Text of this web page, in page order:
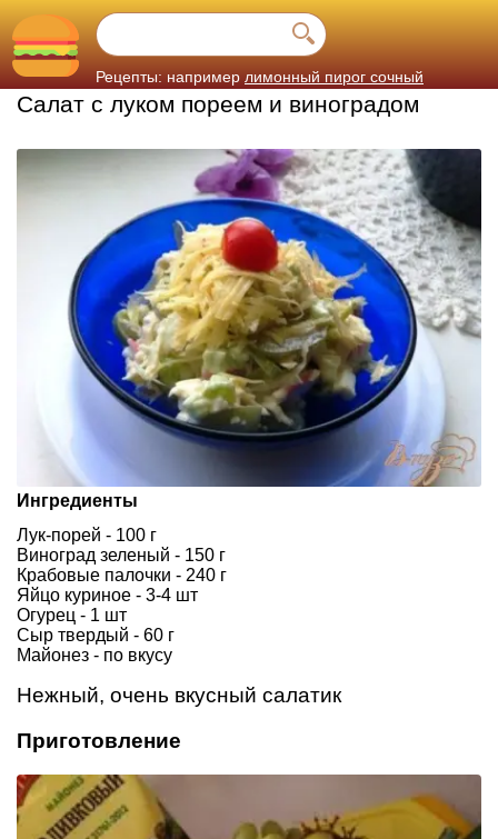
Рецепты: например лимонный пирог сочный
Салат с луком пореем и виноградом
Ингредиенты
Лук-порей - 100 г
Виноград зеленый - 150 г
Крабовые палочки - 240 г
Яйцо куриное - 3-4 шт
Огурец - 1 шт
Сыр твердый - 60 г
Майонез - по вкусу
Нежный, очень вкусный салатик
Приготовление